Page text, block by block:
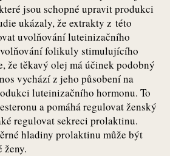
jsou schopné upravit produkci
ukázaly, že extrakty z této
uvolňování luteinizačního
folikuly stimulujícího
že těkavý olej má účinek podobný
vychází z jeho působení na
luteinizačního hormonu. To
a pomáhá regulovat ženský
regulovat sekreci prolaktinu.
hladiny prolaktinu může být
ženy.